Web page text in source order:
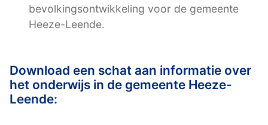
bevolkingsontwikkeling voor de gemeente
Heeze-Leende.
Download een schat aan informatie over
het onderwijs in de gemeente Heeze-
Leende: